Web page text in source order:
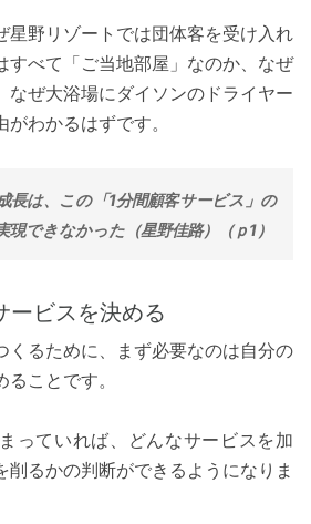
星野リゾートでは団体客を受け入れ
すべて「ご当地部屋」なのか、なぜ
なぜ大浴場にダイソンのドライヤー
わかるはずです。
長は、この「1分間顧客サービス」の
現できなかった（星野佳路）（ｐ1）
ービスを決める
くるために、まず必要なのは自分の
ことです。
っていれば、どんなサービスを加
削るかの判断ができるようになりま